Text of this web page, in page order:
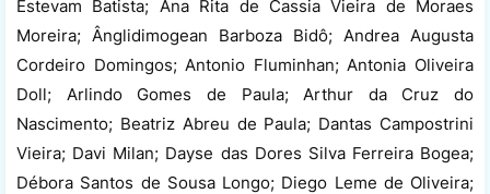
Estevam Batista; Ana Rita de Cassia Vieira de Moraes
Moreira; Ânglidimogean Barboza Bidô; Andrea Augusta
Cordeiro Domingos; Antonio Fluminhan; Antonia Oliveira
Doll; Arlindo Gomes de Paula; Arthur da Cruz do
Nascimento; Beatriz Abreu de Paula; Dantas Campostrini
Vieira; Davi Milan; Dayse das Dores Silva Ferreira Bogea;
Débora Santos de Sousa Longo; Diego Leme de Oliveira;